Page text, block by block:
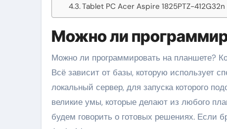
Tablet PC Acer Aspire 1825PTZ-412G32n
Можно ли
Можно ли программировать на планшете?
Всё зависит от базы, которую использует
локальный сервер, для запуска которого
великие умы, которые делают из любого
будем говорить о готовых решениях. Если